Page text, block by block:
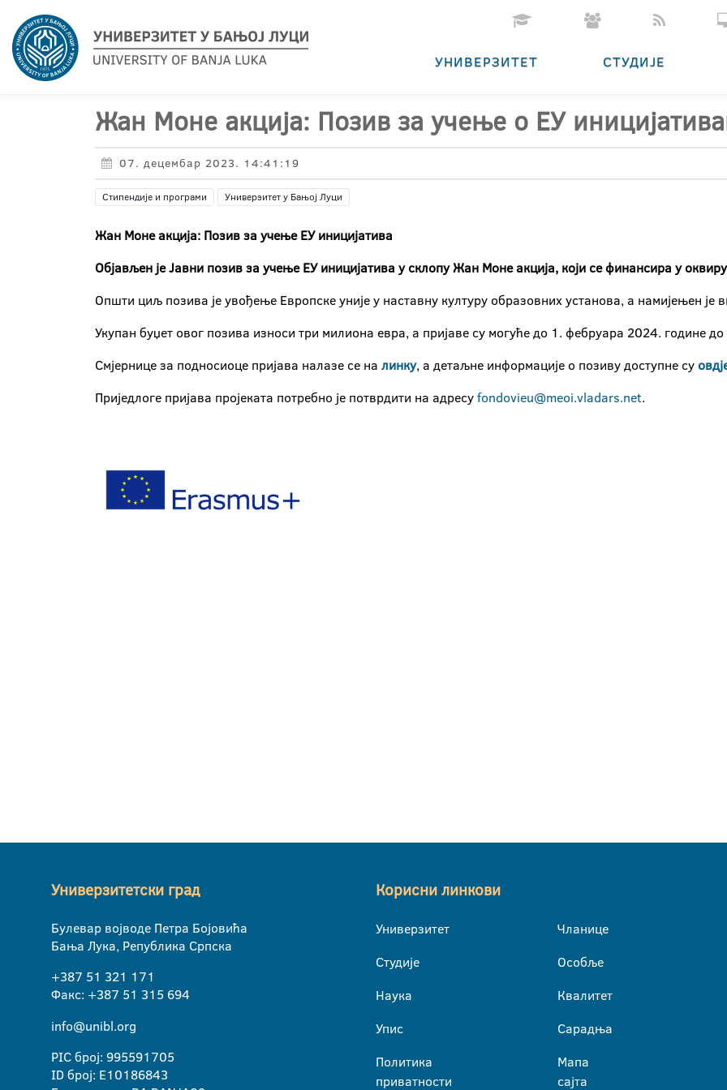
УНИВЕРЗИТЕТ СТУДИЈЕ
Жан Моне акција: Позив за учење o ЕУ
07. децембар 2023. 14:41:19
Стипендије и програми Универзитет у Бањој Луци
Жан Моне акција: Позив за учење ЕУ иницијатива
Објављен је Јавни позив за учење ЕУ иницијатива у склопу Жан Моне акција, који се финансира у
Општи циљ позива је увођење Европске уније у наставну културу образовних установа, а намијењен је
Укупан буџет овог позива износи три милиона евра, а пријаве су могуће до 1. фебруара 2024. године
Смјернице за подносиоце пријава налазе се на линку, а детаљне информације о позиву доступне су
Приједлоге пријава пројеката потребно је потврдити на адресуfondovieu@meoi.vladars.net.
Универзитетски град
Булевар војводе Петра Бојовића
Бања Лука, Република Српска
+387 51 321 171
Факс: +387 51 315 694
info@unibl.org
PIC број: 995591705
ID број: E10186843
Корисни линкови
Универзитет
Студије
Наука
Упис
Политика
приватности
Чланице
Особље
Квалитет
Сарадња
Мапа
сајта